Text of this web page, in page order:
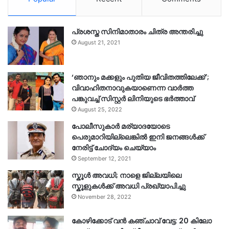
പ്രശസ്ത സിനിമാതാരം ചിത്ര അന്തരിച്ചു
August 21, 2021
‘ഞാനും മക്കളും പുതിയ ജീവിതത്തിലേക്ക്’;
വിവാഹിതനാവുകയാണെന്ന വാർത്ത
പങ്കുവച്ച് സിസ്റ്റർ ലിനിയുടെ ഭർത്താവ്
August 25, 2022
പോലീസുകാര്‍ മര്യാദയോടെ
പെരുമാറിയില്ലെങ്കില്‍ ഇനി ജനങ്ങള്‍ക്ക്
നേരിട്ട് ചോദ്യം ചെയ്യാം
September 12, 2021
സ്കൂൾ അവധി; നാളെ ജില്ലയിലെ
സ്കൂളുകൾക്ക് അവധി പ്രഖ്യാപിച്ചു
November 28, 2022
കോഴിക്കോട് വൻ കഞ്ചാവ് വേട്ട: 20 കിലോ